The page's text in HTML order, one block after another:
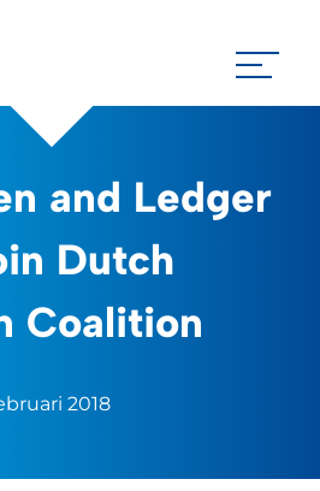
and Ledger
Dutch
Coalition
2018